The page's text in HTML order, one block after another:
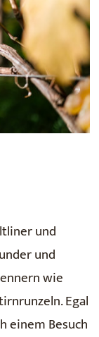
und
und
wie
Egal
einem Besuch